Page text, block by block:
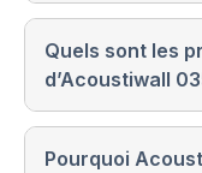
Quels sont les
d’Acoustiwall
Pourquoi